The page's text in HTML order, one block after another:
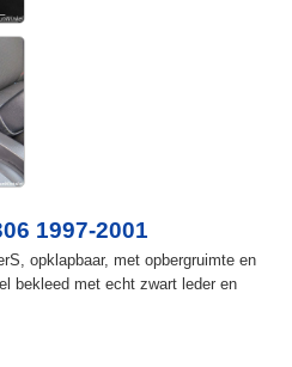
1997-2001
opklapbaar, met opbergruimte en
bekleed met echt zwart leder en